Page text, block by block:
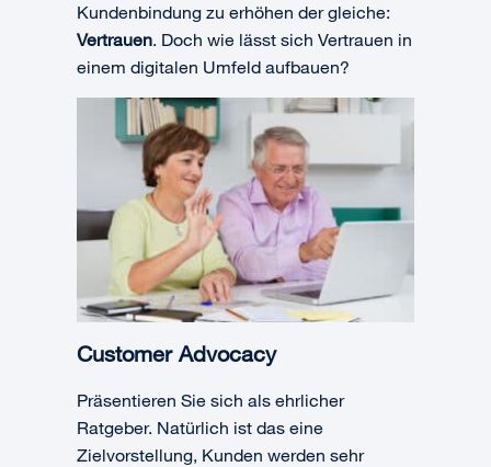
Kundenbindung zu erhöhen der gleiche:
Vertrauen. Doch wie lässt sich Vertrauen in
einem digitalen Umfeld aufbauen?
Customer Advocacy
Präsentieren Sie sich als ehrlicher
Ratgeber. Natürlich ist das eine
Zielvorstellung, Kunden werden sehr